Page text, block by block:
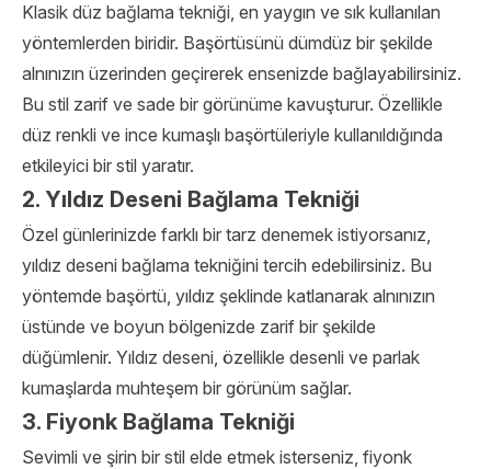
Klasik düz bağlama tekniği, en yaygın ve sık kullanılan
yöntemlerden biridir. Başörtüsünü dümdüz bir şekilde
alnınızın üzerinden geçirerek ensenizde bağlayabilirsiniz.
Bu stil zarif ve sade bir görünüme kavuşturur. Özellikle
düz renkli ve ince kumaşlı başörtüleriyle kullanıldığında
etkileyici bir stil yaratır.
2. Yıldız Deseni Bağlama Tekniği
Özel günlerinizde farklı bir tarz denemek istiyorsanız,
yıldız deseni bağlama tekniğini tercih edebilirsiniz. Bu
yöntemde başörtü, yıldız şeklinde katlanarak alnınızın
üstünde ve boyun bölgenizde zarif bir şekilde
düğümlenir. Yıldız deseni, özellikle desenli ve parlak
kumaşlarda muhteşem bir görünüm sağlar.
3. Fiyonk Bağlama Tekniği
Sevimli ve şirin bir stil elde etmek isterseniz, fiyonk